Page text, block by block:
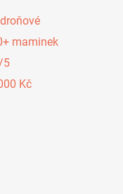
maminek
5
Kč